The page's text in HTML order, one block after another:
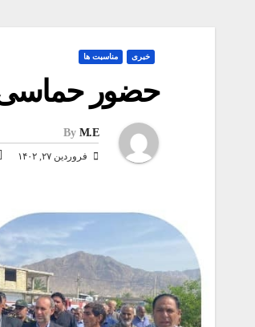
خبری مناسبت ها
حضور حماسی
By M.E
فروردین ۲۷, ۱۴۰۲